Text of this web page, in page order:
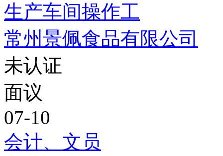
生产车间操作工
常州景佩食品有限公司
未认证
面议
07-10
会计、文员